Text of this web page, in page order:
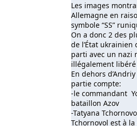
Les images
Allemagne en
symbole “SS”
On a donc 2 des
de l’État
parti avec un nazi
illégalement libéré
En dehors
partie compte:
-le commandant
bataillon Azov
-Tatyana
Tchornovol est à